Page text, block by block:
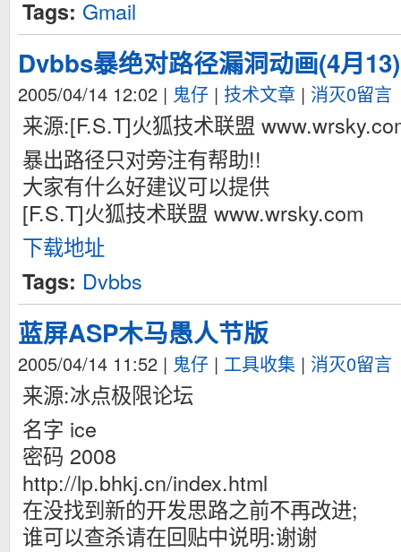
Tags: Gmail
Dvbbs暴绝对路径漏洞动画(4月13)
2005/04/14 12:02 | 鬼仔 | 技术文章 | 消灭0留言
来源:[F.S.T]火狐技术联盟
暴出路径只对旁注有帮助!!
大家有什么好建议可以提供
[F.S.T]火狐技术联盟 www.wrsky.com
下载地址
Tags: Dvbbs
蓝屏ASP木马愚人节版
2005/04/14 11:52 | 鬼仔 | 工具收集 | 消灭0留言
来源:冰点极限论坛
名字 ice
密码 2008
http://lp.bhkj.cn/index.html
在没找到新的开发思路之前不再改进;
谁可以查杀请在回贴中说明:谢谢